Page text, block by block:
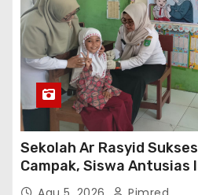
Sekolah Ar Rasyid
Campak, Siswa Antusias